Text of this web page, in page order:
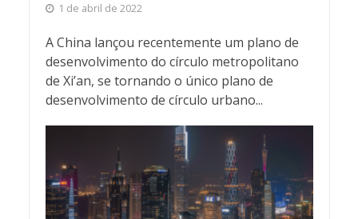
1 de abril de 2022
A China lançou recentemente um plano de
desenvolvimento do círculo metropolitano
de Xi’an, se tornando o único plano de
desenvolvimento de círculo urbano...